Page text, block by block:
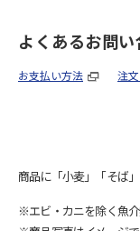
よくあるお問い
お支払い方法 注
商品に「小麦」「そば
※エビ・カニを除く魚